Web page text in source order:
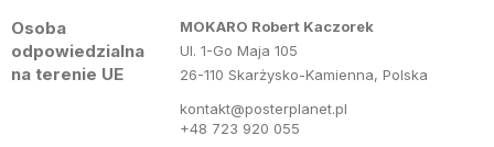
Osoba
odpowiedzialna
na terenie UE
MOKARO Robert Kaczorek
Ul. 1-Go Maja 105
26-110 Skarżysko-Kamienna, Polska
kontakt@posterplanet.pl
+48 723 920 055